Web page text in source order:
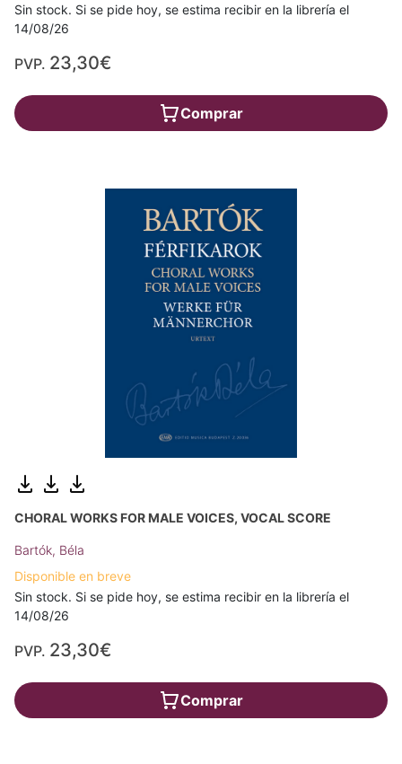
Sin stock. Si se pide hoy, se estima recibir en la librería el
14/08/26
PVP. 23,30€
Comprar
CHORAL WORKS FOR MALE VOICES, VOCAL SCORE
Bartók, Béla
Disponible en breve
Sin stock. Si se pide hoy, se estima recibir en la librería el
14/08/26
PVP. 23,30€
Comprar